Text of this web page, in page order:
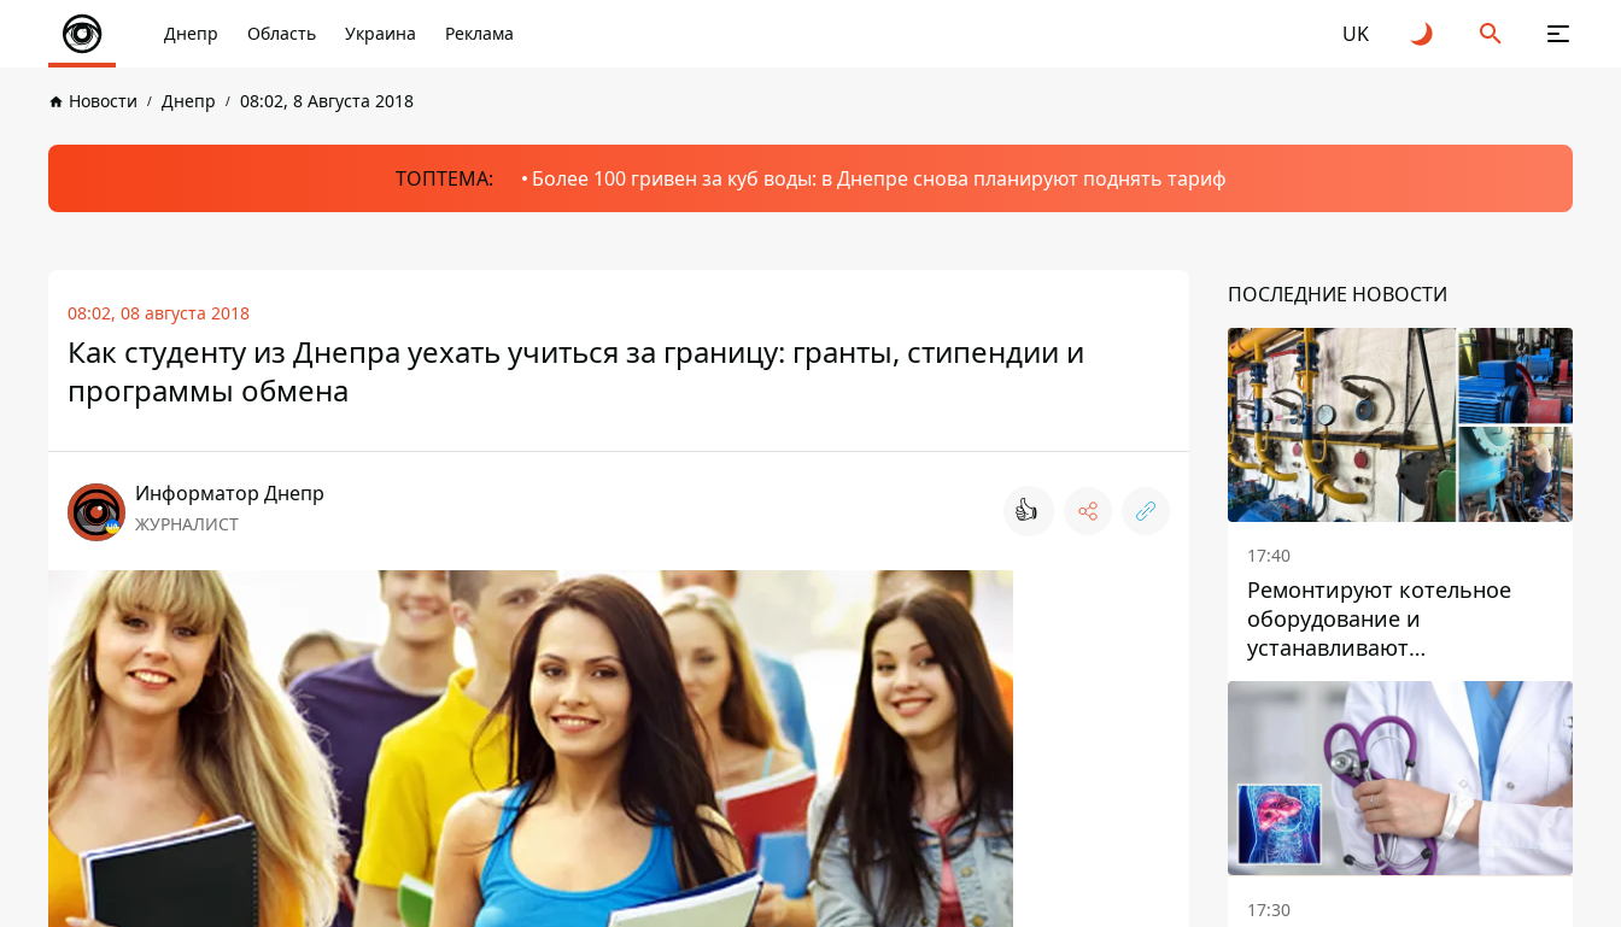
Днепр Область Украина Реклама UK
Новости Днепр 08:02, 8 Августа 2018
ТОПТЕМА: Более 100 гривен за куб воды: в Днепре снова планируют поднять тариф
08:02, 08 августа 2018
Как студенту из Днепра уехать учиться за границу: гранты, стипендии и
программы обмена
Информатор Днепр
ЖУРНАЛИСТ 👍
ПОСЛЕДНИЕ НОВОСТИ
17:40
Ремонтируют котельное
оборудование и
устанавливают
генераторные установки:
как в Днепре готовятся к
отопительному сезону
17:30